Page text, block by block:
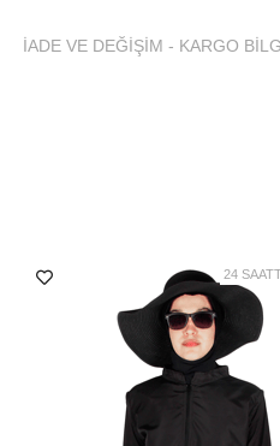
Denizde ve havuzda rahat
Ürün içinde kendi
Ürününüzün uzun süreli
Siparişiniz anında
tıklaalbeni.com
İADE VE DEĞİŞİM - KARGO
24